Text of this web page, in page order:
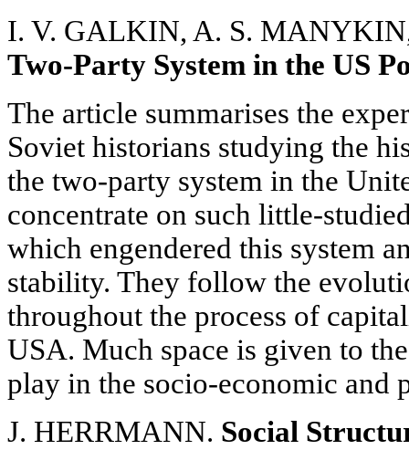
I. V. GALKIN, A. S.
Two-Party System in the US
The article summarises the
Soviet historians studying the
the two-party system in the
concentrate on such little-
which engendered this system
stability. They follow the
throughout the process of
USA. Much space is given to
play in the socio-economic
J. HERRMANN. Social